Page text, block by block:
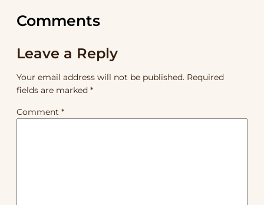
Comments
Leave a Reply
Your email address will not be published. Required
fields are marked *
Comment *